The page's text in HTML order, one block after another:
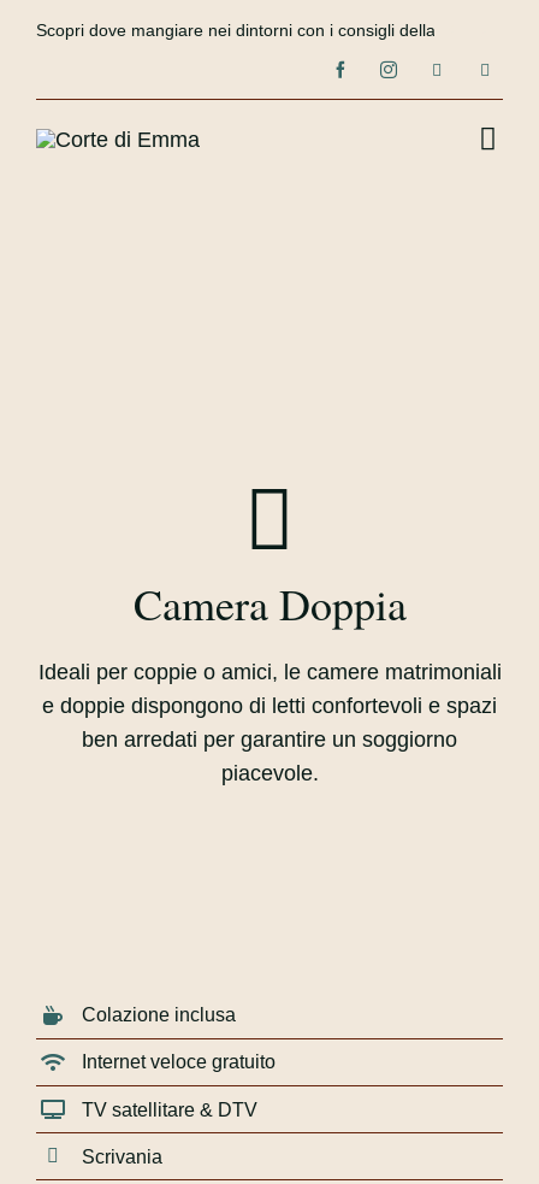
Scopri dove mangiare nei dintorni con i consigli della Corte di
Camera Doppia
Ideali per coppie o amici, le camere matrimoniali
e doppie dispongono di letti confortevoli e spazi
ben arredati per garantire un soggiorno
piacevole.
Colazione inclusa
Internet veloce gratuito
TV satellitare & DTV
Scrivania